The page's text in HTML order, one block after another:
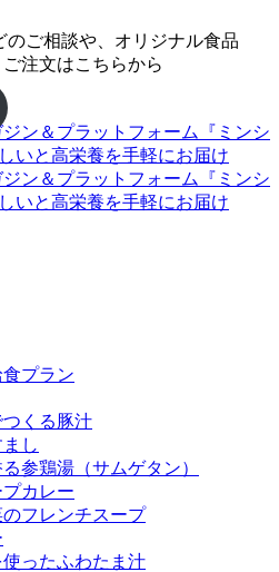
ご相談や、オリジナル食品
注文はこちらから
プラン
くる豚汁
し
参鶏湯（サムゲタン）
カレー
フレンチスープ
ったふわたま汁